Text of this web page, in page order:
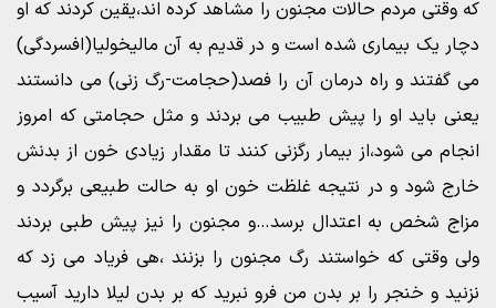
که وقتی مردم حالات مجنون را مشاهد کرده اند،یقین کردند که او
دچار یک بیماری شده است و در قدیم به آن مالیخولیا(افسردگی)
می گفتند و راه درمان آن را فصد(حجامت-رگ زنی) می دانستند
یعنی باید او را پیش طبیب می بردند و مثل حجامتی که امروز
انجام می شود،از بیمار رگزنی کنند تا مقدار زیادی خون از بدنش
خارج شود و در نتیجه غلظت خون او به حالت طبیعی برگردد و
مزاج شخص به اعتدال برسد…و مجنون را نیز پیش طبی بردند
ولی وقتی که خواستند رگ مجنون را بزنند ،هی فریاد می زد که
نزنید و خنجر را بر بدن من فرو نبرید که بر بدن لیلا دارید آسیب